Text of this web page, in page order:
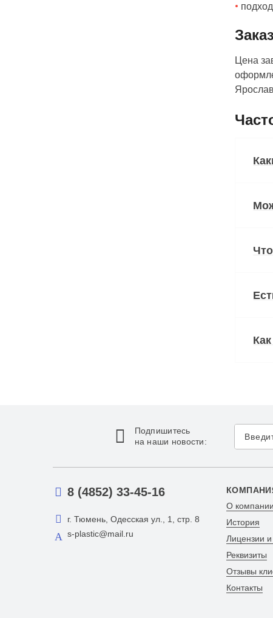
Цена
Подпишитесь
на наши новости:
8 (4852) 33-45-16
г. Тюмень, Одесская ул., 1, стр. 8
s-plastic@mail.ru
О компании
История
Лицензии
Реквизиты
Отзывы
Контакты